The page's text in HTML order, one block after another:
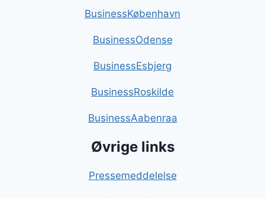
BusinessKøbenhavn
BusinessOdense
BusinessEsbjerg
BusinessRoskilde
BusinessAabenraa
Øvrige links
Pressemeddelelse